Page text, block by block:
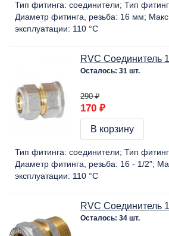
Тип фитинга: соединители Тип
Диаметр фитинга, резьба: 16 мм
эксплуатации: 110 °C
RVC Соединитель
Осталось: 31 шт.
290 ₽
170 ₽
В корзину
Тип фитинга: соединители Тип
Диаметр фитинга, резьба: 16 - 1/2"
эксплуатации: 110 °C
RVC Соединитель
Осталось: 34 шт.